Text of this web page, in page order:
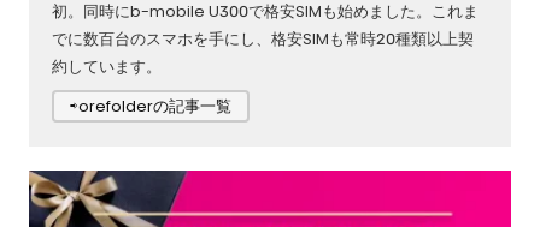
初。同時にb-mobile U300で格安SIMも始めました。これま
でに数百台のスマホを手にし、格安SIMも常時20種類以上契
約しています。
⇨orefolderの記事一覧